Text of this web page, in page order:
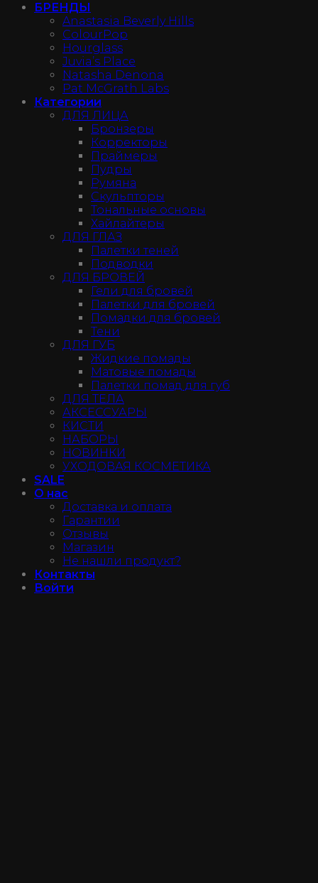
БРЕНДЫ
Anastasia Beverly Hills
ColourPop
Hourglass
Juvia’s Place
Natasha Denona
Pat McGrath Labs
Категории
ДЛЯ ЛИЦА
Бронзеры
Корректоры
Праймеры
Пудры
Румяна
Скульпторы
Тональные основы
Хайлайтеры
ДЛЯ ГЛАЗ
Палетки теней
Подводки
ДЛЯ БРОВЕЙ
Гели для бровей
Палетки для бровей
Помадки для бровей
Тени
ДЛЯ ГУБ
Жидкие помады
Матовые помады
Палетки помад для губ
ДЛЯ ТЕЛА
АКСЕССУАРЫ
КИСТИ
НАБОРЫ
НОВИНКИ
УХОДОВАЯ КОСМЕТИКА
SALE
О нас
Доставка и оплата
Гарантии
Отзывы
Магазин
Не нашли продукт?
Контакты
Войти